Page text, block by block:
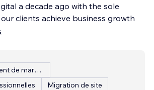
a decade ago with the sole
clients achieve business growth
Développement de marque
Migration de site